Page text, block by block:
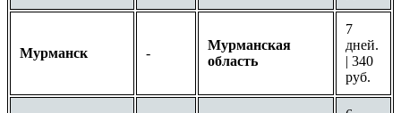
Мурманск -
Мурманская
область
7
дней.
| 340
руб.